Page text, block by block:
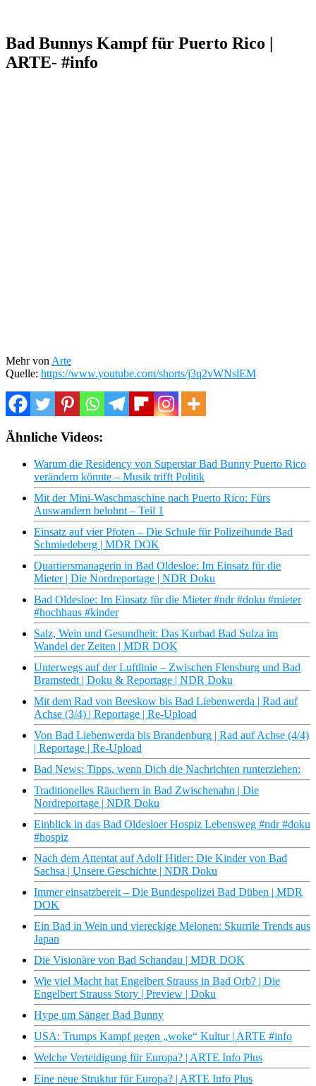
Bad Bunnys Kampf für Puerto Rico |
ARTE- #info
Mehr von Arte
Quelle: https://www.youtube.com/shorts/j3q2vWNslEM
Ähnliche Videos:
Warum die Residency von Superstar Bad Bunny Puerto Rico
verändern könnte – Musik trifft Politik
Mit der Mini-Waschmaschine nach Puerto Rico: Fürs
Auswandern belohnt – Teil 1
Einsatz auf vier Pfoten – Die Schule für Polizeihunde Bad
Schmiedeberg | MDR DOK
Quartiersmanagerin in Bad Oldesloe: Im Einsatz für die
Mieter | Die Nordreportage | NDR Doku
Bad Oldesloe: Im Einsatz für die Mieter #ndr #doku #mieter
#hochhaus #kinder
Salz, Wein und Gesundheit: Das Kurbad Bad Sulza im
Wandel der Zeiten | MDR DOK
Unterwegs auf der Luftlinie – Zwischen Flensburg und Bad
Bramstedt | Doku & Reportage | NDR Doku
Mit dem Rad von Beeskow bis Bad Liebenwerda | Rad auf
Achse (3/4) | Reportage | Re-Upload
Von Bad Liebenwerda bis Brandenburg | Rad auf Achse (4/4)
| Reportage | Re-Upload
Bad News: Tipps, wenn Dich die Nachrichten runterziehen:
Traditionelles Räuchern in Bad Zwischenahn | Die
Nordreportage | NDR Doku
Einblick in das Bad Oldesloer Hospiz Lebensweg #ndr #doku
#hospiz
Nach dem Attentat auf Adolf Hitler: Die Kinder von Bad
Sachsa | Unsere Geschichte | NDR Doku
Immer einsatzbereit – Die Bundespolizei Bad Düben | MDR
DOK
Ein Bad in Wein und viereckige Melonen: Skurrile Trends aus
Japan
Die Visionäre von Bad Schandau | MDR DOK
Wie viel Macht hat Engelbert Strauss in Bad Orb? | Die
Engelbert Strauss Story | Preview | Doku
Hype um Sänger Bad Bunny
USA: Trumps Kampf gegen „woke“ Kultur | ARTE #info
Welche Verteidigung für Europa? | ARTE Info Plus
Eine neue Struktur für Europa? | ARTE Info Plus